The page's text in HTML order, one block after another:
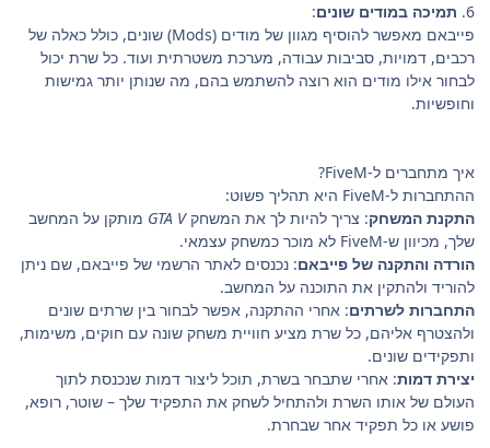
6. תמיכה במודים שונים:
פייבאם מאפשר להוסיף מגוון של מודים (Mods) שונים, כולל כאלה של
רכבים, דמויות, סביבות עבודה, מערכת משטרתית ועוד. כל שרת יכול
לבחור אילו מודים הוא רוצה להשתמש בהם, מה שנותן יותר גמישות
וחופשיות.
איך מתחברים ל-FiveM?
ההתחברות ל-FiveM היא תהליך פשוט:
התקנת המשחק: צריך להיות לך את המשחקGTA V מותקן על המחשב
שלך, מכיוון ש-FiveM לא מוכר כמשחק עצמאי.
הורדה והתקנה של פייבאם: נכנסים לאתר הרשמי של פייבאם, שם ניתן
להוריד ולהתקין את התוכנה על המחשב.
התחברות לשרתים: אחרי ההתקנה, אפשר לבחור בין שרתים שונים
ולהצטרף אליהם, כל שרת מציע חוויית משחק שונה עם חוקים, משימות,
ותפקידים שונים.
יצירת דמות: אחרי שתבחר בשרת, תוכל ליצור דמות שנכנסת לתוך
העולם של אותו השרת ולהתחיל לשחק את התפקיד שלך – שוטר, רופא,
פושע או כל תפקיד אחר שבחרת.